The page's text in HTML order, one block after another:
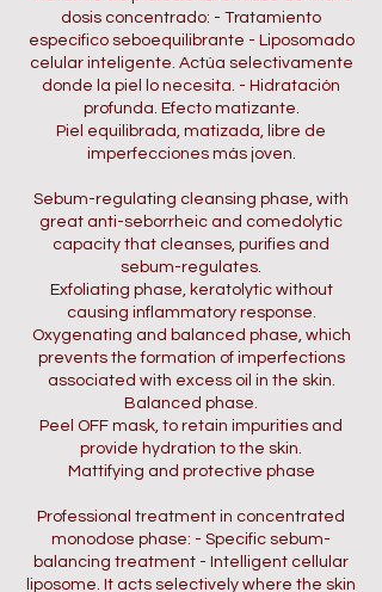
dosis concentrado: - Tratamiento
específico seboequilibrante - Liposomado
celular inteligente. Actúa selectivamente
donde la piel lo necesita. - Hidratación
profunda. Efecto matizante.
Piel equilibrada, matizada, libre de
imperfecciones más joven.
Sebum-regulating cleansing phase, with
great anti-seborrheic and comedolytic
capacity that cleanses, purifies and
sebum-regulates.
Exfoliating phase, keratolytic without
causing inflammatory response.
Oxygenating and balanced phase, which
prevents the formation of imperfections
associated with excess oil in the skin.
Balanced phase.
Peel OFF mask, to retain impurities and
provide hydration to the skin.
Mattifying and protective phase
Professional treatment in concentrated
monodose phase: - Specific sebum-
balancing treatment - Intelligent cellular
liposome. It acts selectively where the skin